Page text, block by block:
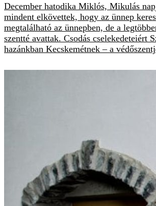
December hatodika Miklós, Mikulás
mindent elkövettek, hogy az ünnep
megtalálható az ünnepben, de a
szentté avattak. Csodás cselekedeteiért
hazánkban Kecskemétnek – a